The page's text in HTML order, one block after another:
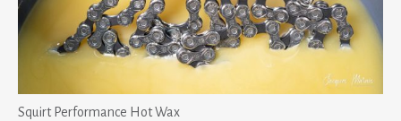
Squirt Performance Hot Wax